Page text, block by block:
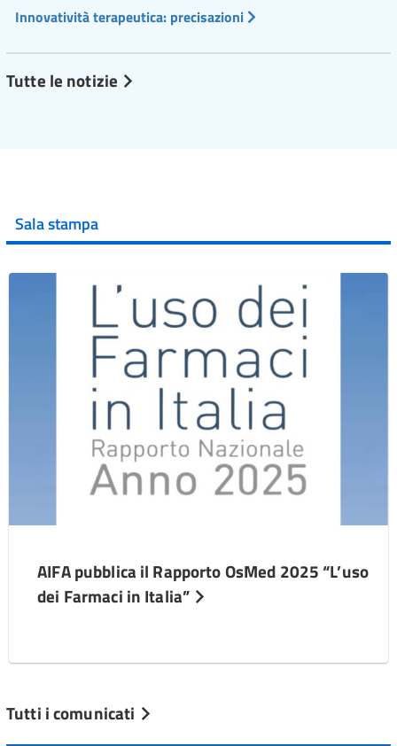
Innovatività terapeutica: precisazioni
Tutte le notizie
Sala stampa
AIFA pubblica il Rapporto OsMed 2025 “L’uso
dei Farmaci in Italia”
Tutti i comunicati